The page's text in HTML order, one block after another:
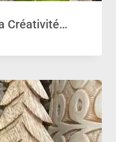
Créativité…